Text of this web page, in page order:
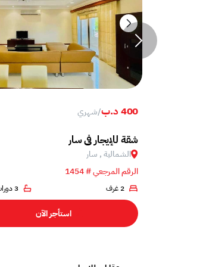
400 د.ب /شهري
شقة للإيجار في سار
الشمالية , سار
الرقم المرجعي # 1454
2 غرف 3 دورات مياه
استأجر الآن